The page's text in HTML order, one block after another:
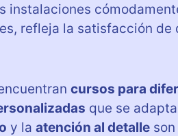
instalaciones
refleja la satisfacción de
cursos para
que se
y la atención al detalle